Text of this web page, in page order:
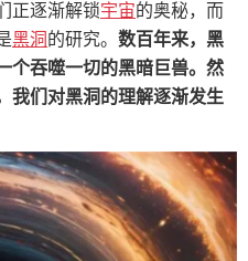
正逐渐解锁宇宙的奥秘，而
黑洞 的研究。 数百年来，黑
个吞噬一切的黑暗巨兽。然
我们对黑洞的理解逐渐发生